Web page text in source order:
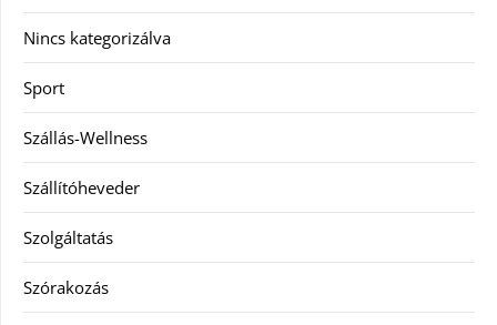
Nincs kategorizálva
Sport
Szállás-Wellness
Szállítóheveder
Szolgáltatás
Szórakozás